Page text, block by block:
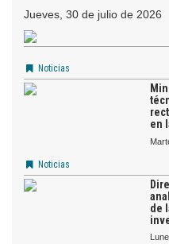
jueves, 30 de julio de 2026
Noticias
en
Noticias
de